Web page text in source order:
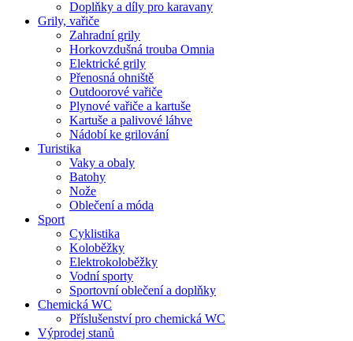
Doplňky a díly pro karavany
Grily, vařiče
Zahradní grily
Horkovzdušná trouba Omnia
Elektrické grily
Přenosná ohniště
Outdoorové vařiče
Plynové vařiče a kartuše
Kartuše a palivové láhve
Nádobí ke grilování
Turistika
Vaky a obaly
Batohy
Nože
Oblečení a móda
Sport
Cyklistika
Koloběžky
Elektrokoloběžky
Vodní sporty
Sportovní oblečení a doplňky
Chemická WC
Příslušenství pro chemická WC
Výprodej stanů